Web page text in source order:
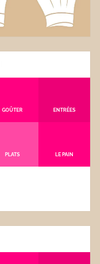
GOÛTER ENTRÉES
PLATS LE PAIN